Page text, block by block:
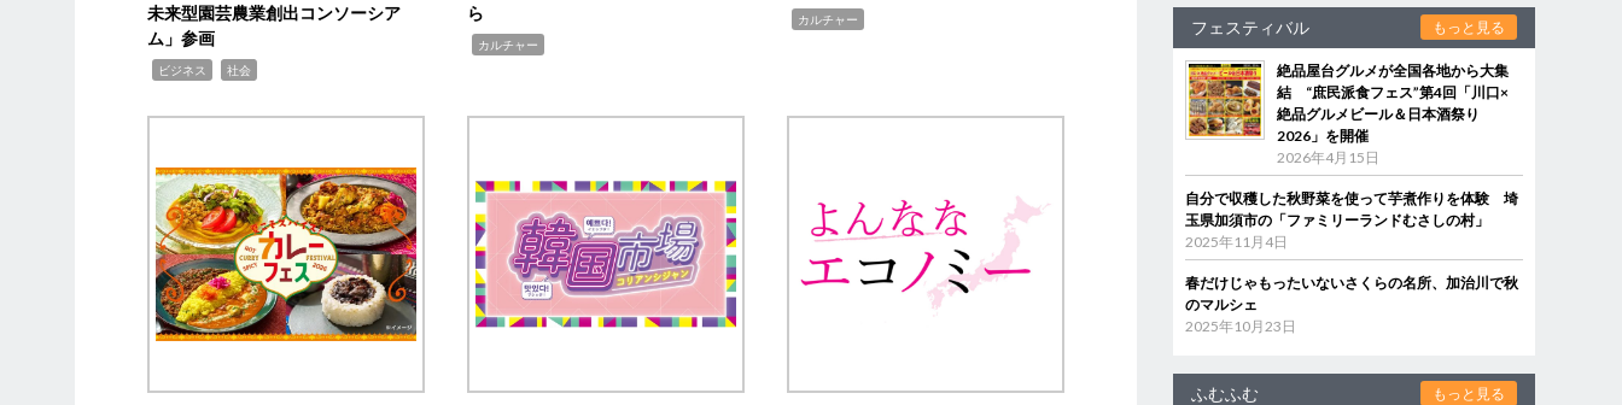
未来型園芸農業創出コンソーシア
ム」参画
ビジネス 社会
ら
カルチャー
カルチャー フェスティバル もっと見る
絶品屋台グルメが全国各地から大集
結 “庶民派食フェス”第4回「川口×
絶品グルメビール＆日本酒祭り
2026」を開催
2026年4月15日
自分で収穫した秋野菜を使って芋煮作りを体験 埼
玉県加須市の「ファミリーランドむさしの村」
2025年11月4日
春だけじゃもったいないさくらの名所、加治川で秋
のマルシェ
2025年10月23日
ふむふむ もっと見る